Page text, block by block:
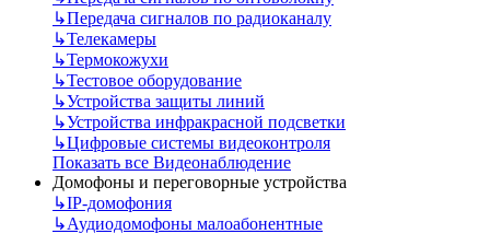
↳Передача сигналов по радиоканалу
↳Телекамеры
↳Термокожухи
↳Тестовое оборудование
↳Устройства защиты линий
↳Устройства инфракрасной подсветки
↳Цифровые системы видеоконтроля
Показать все Видеонаблюдение
Домофоны и переговорные устройства
↳IP-домофония
↳Аудиодомофоны малоабонентные